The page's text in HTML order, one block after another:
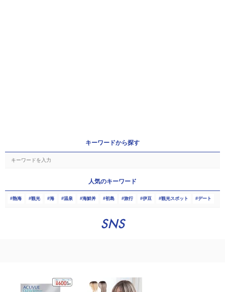
キーワードから探す
人気のキーワード
熱海 観光 海 温泉 海鮮丼 初島 旅行 伊豆 観光スポット デート
SNS